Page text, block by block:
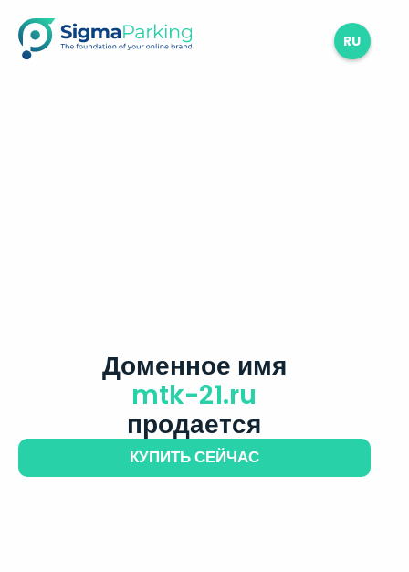
RU
Доменное имя
mtk-21.ru
продается
КУПИТЬ СЕЙЧАС